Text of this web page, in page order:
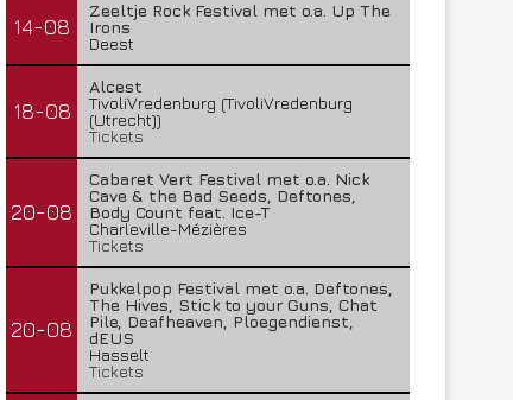
Temic brengt nieuwe single uit
14-08
Zeeltje Rock Festival met o.a. Up The
Irons
Deest
18-08
Alcest
TivoliVredenburg (TivoliVredenburg
(Utrecht))
Tickets
20-08
Cabaret Vert Festival met o.a. Nick
Cave & the Bad Seeds, Deftones,
Body Count feat. Ice-T
Charleville-Mézières
Tickets
20-08
Pukkelpop Festival met o.a. Deftones,
The Hives, Stick to your Guns, Chat
Pile, Deafheaven, Ploegendienst,
dEUS
Hasselt
Tickets